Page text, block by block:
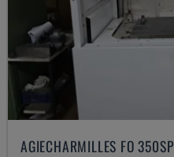
AGIECHARMILLES FO 350SP